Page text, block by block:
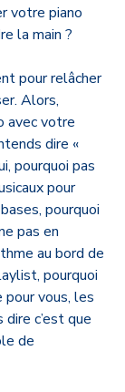
votre piano
la main ?
pour relâcher
Alors,
avec votre
dire «
pourquoi pas
pour
pourquoi
pas en
au bord de
pourquoi
vous, les
c’est que
de